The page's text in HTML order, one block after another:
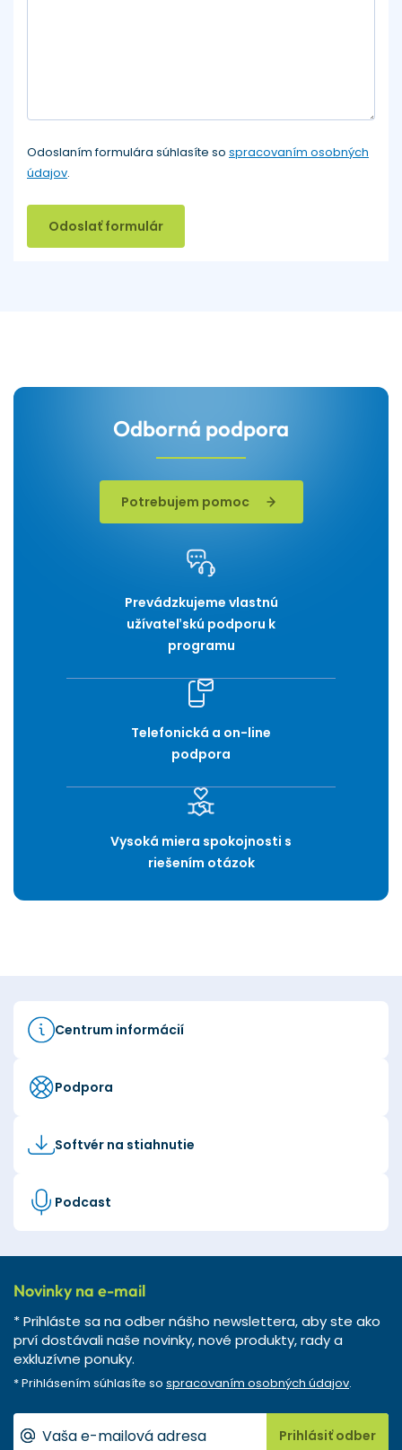
Odoslaním formulára súhlasíte so spracovaním osobných
údajov.
Odoslať formulár
Odborná podpora
Potrebujem pomoc
Prevádzkujeme vlastnú
užívateľskú podporu k
programu
Telefonická a on-line
podpora
Vysoká miera spokojnosti s
riešením otázok
Centrum informácií
Podpora
Softvér na stiahnutie
Podcast
Novinky na e-mail
* Prihláste sa na odber nášho newslettera, aby ste ako
prví dostávali naše novinky, nové produkty, rady a
exkluzívne ponuky.
* Prihlásením súhlasíte so spracovaním osobných údajov.
Prihlásiť odber